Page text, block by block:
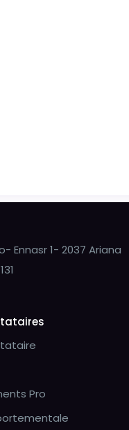
Ennasr 1- 2037 Ariana
Pro